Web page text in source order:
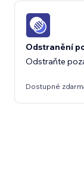
Odstranění
Odstraňte
Dostupné